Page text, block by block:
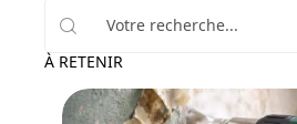
À RETENIR